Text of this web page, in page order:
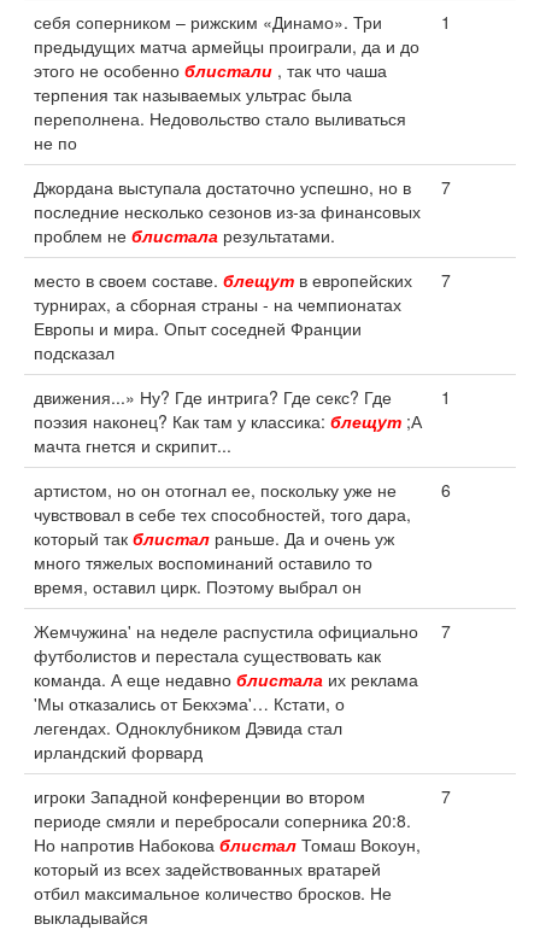
себя соперником – рижским «Динамо». Три
предыдущих матча армейцы проиграли, да и до
этого не особенно блистали , так что чаша
терпения так называемых ультрас была
переполнена. Недовольство стало выливаться
не по
1
Джордана выступала достаточно успешно, но в
последние несколько сезонов из-за финансовых
проблем не блистала результатами.
7
место в своем составе. блещут в европейских
турнирах, а сборная страны - на чемпионатах
Европы и мира. Опыт соседней Франции
подсказал
7
движения...» Ну? Где интрига? Где секс? Где
поэзия наконец? Как там у классика: блещут ;А
мачта гнется и скрипит...
1
артистом, но он отогнал ее, поскольку уже не
чувствовал в себе тех способностей, того дара,
который так блистал раньше. Да и очень уж
много тяжелых воспоминаний оставило то
время, оставил цирк. Поэтому выбрал он
6
Жемчужина' на неделе распустила официально
футболистов и перестала существовать как
команда. А еще недавно блистала их реклама
'Мы отказались от Бекхэма'… Кстати, о
легендах. Одноклубником Дэвида стал
ирландский форвард
7
игроки Западной конференции во втором
периоде смяли и перебросали соперника 20:8.
Но напротив Набокова блистал Томаш Вокоун,
который из всех задействованных вратарей
отбил максимальное количество бросков. Не
выкладывайся
7